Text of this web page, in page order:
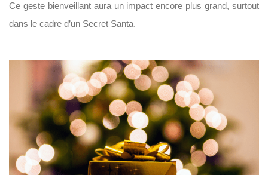
Ce geste bienveillant aura un impact encore plus grand, surtout
dans le cadre d’un Secret Santa.